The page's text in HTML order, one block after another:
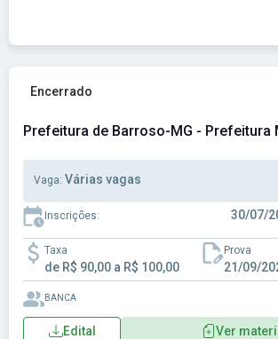
Ver concurso: Prefeitura de Barroso-
Encerrado
Prefeitura de Barroso-MG -
Vaga: Várias vagas
Inscrições: 30/07/
Taxa
de R$ 90,00 a R$ 100,00
Prova
21/09/
BANCA
Edital Ver